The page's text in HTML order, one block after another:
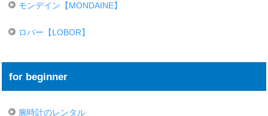
モンデイン【MONDAINE】
ロバー【LOBOR】
for beginner
腕時計のレンタル